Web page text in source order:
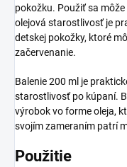
pokožku. Použiť sa
olejová starostlivosť je
detskej pokožky, ktoré
začervenanie.
Balenie 200 ml je
starostlivosť po kúpaní.
výrobok vo forme oleja,
svojím zameraním patrí
Použitie